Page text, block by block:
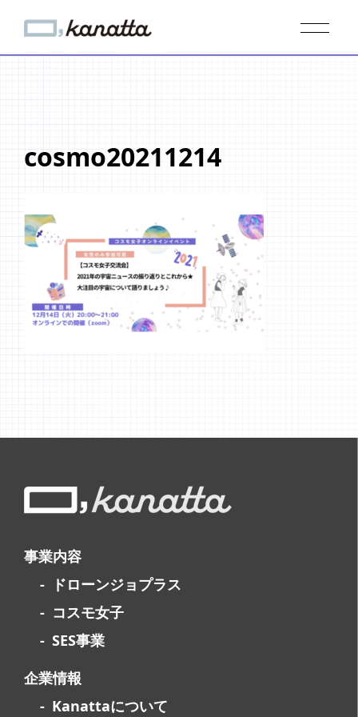
cosmo20211214
事業内容
ドローンジョプラス
コスモ女子
SES事業
企業情報
Kanattaについて